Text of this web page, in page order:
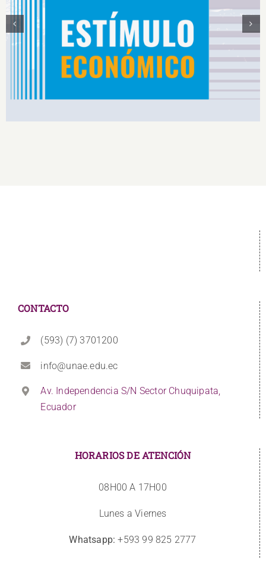
Estímulos Económicos para Deportistas de Alto
Rendimiento IS2026
CONTACTO
(593) (7) 3701200
info@unae.edu.ec
Av. Independencia S/N Sector Chuquipata,
Ecuador
HORARIOS DE ATENCIÓN
08H00 A 17H00
Lunes a Viernes
Whatsapp: +593 99 825 2777